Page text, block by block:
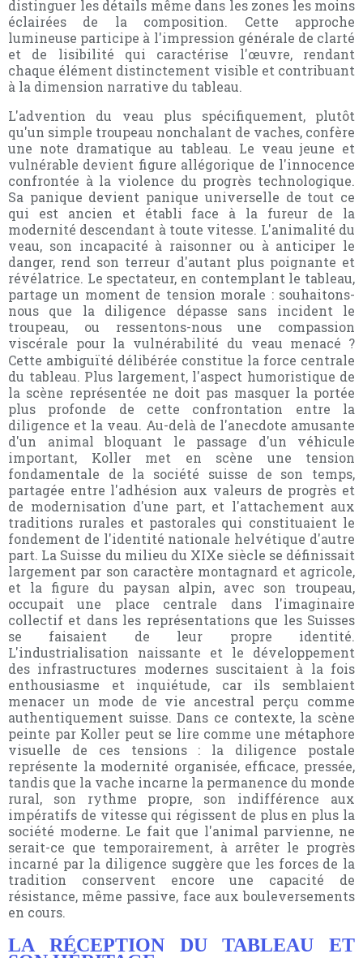
distinguer les détails même dans les zones les moins
éclairées de la composition. Cette approche
lumineuse participe à l'impression générale de clarté
et de lisibilité qui caractérise l'œuvre, rendant
chaque élément distinctement visible et contribuant
à la dimension narrative du tableau.
L'advention du veau plus spécifiquement, plutôt
qu'un simple troupeau nonchalant de vaches, confère
une note dramatique au tableau. Le veau jeune et
vulnérable devient figure allégorique de l'innocence
confrontée à la violence du progrès technologique.
Sa panique devient panique universelle de tout ce
qui est ancien et établi face à la fureur de la
modernité descendant à toute vitesse. L'animalité du
veau, son incapacité à raisonner ou à anticiper le
danger, rend son terreur d'autant plus poignante et
révélatrice. Le spectateur, en contemplant le tableau,
partage un moment de tension morale : souhaitons-
nous que la diligence dépasse sans incident le
troupeau, ou ressentons-nous une compassion
viscérale pour la vulnérabilité du veau menacé ?
Cette ambiguïté délibérée constitue la force centrale
du tableau. Plus largement, l'aspect humoristique de
la scène représentée ne doit pas masquer la portée
plus profonde de cette confrontation entre la
diligence et la veau. Au-delà de l'anecdote amusante
d'un animal bloquant le passage d'un véhicule
important, Koller met en scène une tension
fondamentale de la société suisse de son temps,
partagée entre l'adhésion aux valeurs de progrès et
de modernisation d'une part, et l'attachement aux
traditions rurales et pastorales qui constituaient le
fondement de l'identité nationale helvétique d'autre
part. La Suisse du milieu du XIXe siècle se définissait
largement par son caractère montagnard et agricole,
et la figure du paysan alpin, avec son troupeau,
occupait une place centrale dans l'imaginaire
collectif et dans les représentations que les Suisses
se faisaient de leur propre identité.
L'industrialisation naissante et le développement
des infrastructures modernes suscitaient à la fois
enthousiasme et inquiétude, car ils semblaient
menacer un mode de vie ancestral perçu comme
authentiquement suisse. Dans ce contexte, la scène
peinte par Koller peut se lire comme une métaphore
visuelle de ces tensions : la diligence postale
représente la modernité organisée, efficace, pressée,
tandis que la vache incarne la permanence du monde
rural, son rythme propre, son indifférence aux
impératifs de vitesse qui régissent de plus en plus la
société moderne. Le fait que l'animal parvienne, ne
serait-ce que temporairement, à arrêter le progrès
incarné par la diligence suggère que les forces de la
tradition conservent encore une capacité de
résistance, même passive, face aux bouleversements
en cours.
LA RÉCEPTION DU TABLEAU ET